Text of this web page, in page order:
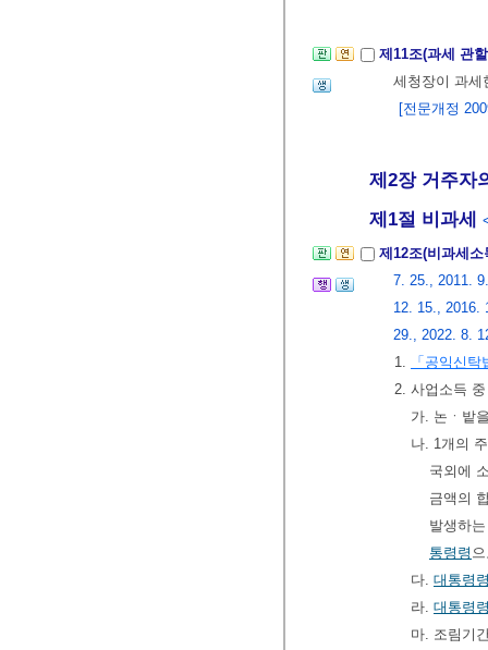
제11조(과세 관
세청장이 과세
[전문개정
제2장 거주자의
제1절 비과세
제12조(비과세
7. 25., 2011.
12. 15., 2016.
29., 2022. 8.
1.
「공익신탁
2. 사업소득
가. 논ㆍ밭
나. 1개의
국외에
금액의
발생하
통령령
다. 대통령
라. 대통령
마. 조림기